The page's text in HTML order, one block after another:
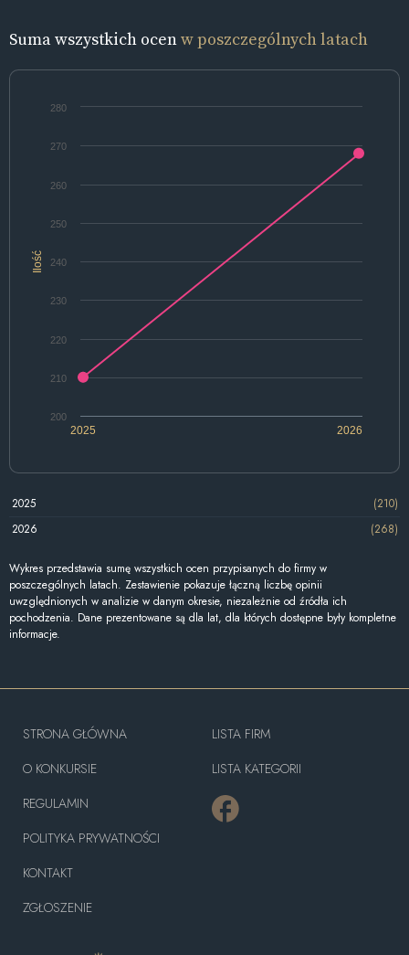
Suma wszystkich ocenw poszczególnych latach
Ilość
2025 2026
200
210
220
230
240
250
260
270
280
2025
(210)
2026
(268)
Wykres przedstawia sumę wszystkich ocen przypisanych do firmy w
poszczególnych latach. Zestawienie pokazuje łączną liczbę opinii
uwzględnionych w analizie w danym okresie, niezależnie od źródła ich
pochodzenia. Dane prezentowane są dla lat, dla których dostępne były kompletne
informacje.
STRONA GŁÓWNA
O KONKURSIE
REGULAMIN
POLITYKA PRYWATNOŚCI
KONTAKT
ZGŁOSZENIE
LISTA FIRM
LISTA KATEGORII